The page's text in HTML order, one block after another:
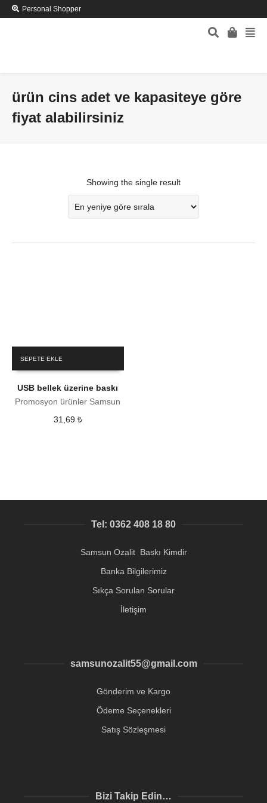
Personal Shopper
ürün cins adet ve kapasiteye göre
fiyat alabilirsiniz
Showing the single result
SEPETE EKLE
USB bellek üzerine baskı
Promosyon ürünler Samsun
31,69 ₺
Tel: 0362 408 18 80
Samsun Ozalit Baskı Kimdir
Banka Bilgilerimiz
Sıkça Sorulan Sorular
İletişim
samsunozalit55@gmail.com
Gönderim ve Kargo
Ödeme Seçenekleri
Satış Sözleşmesi
Bizi Takip Edin…